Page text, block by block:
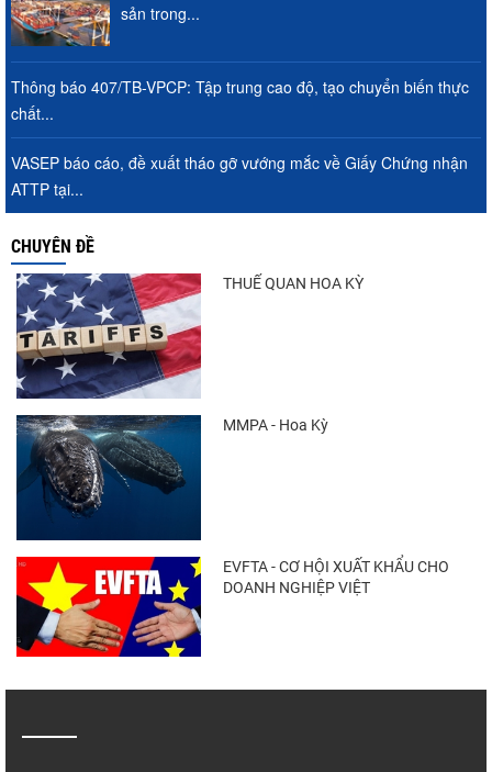
sản trong...
Thông báo 407/TB-VPCP: Tập trung cao độ, tạo chuyển biến thực
chất...
VASEP báo cáo, đề xuất tháo gỡ vướng mắc về Giấy Chứng nhận
ATTP tại...
CHUYÊN ĐỀ
THUẾ QUAN HOA KỲ
MMPA - Hoa Kỳ
EVFTA - CƠ HỘI XUẤT KHẨU CHO
DOANH NGHIỆP VIỆT